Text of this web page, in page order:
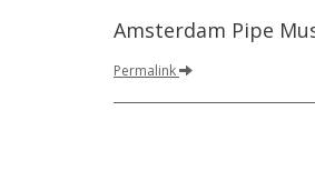
Amsterdam Pipe
Permalink